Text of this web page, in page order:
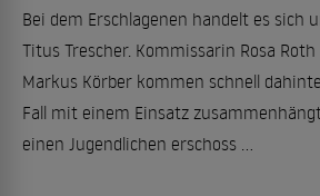
Bei dem Erschlagenen handelt es sich
Titus Trescher. Kommissarin Rosa
Markus Körber kommen schnell
Fall mit einem Einsatz
einen Jugendlichen erschoss ...